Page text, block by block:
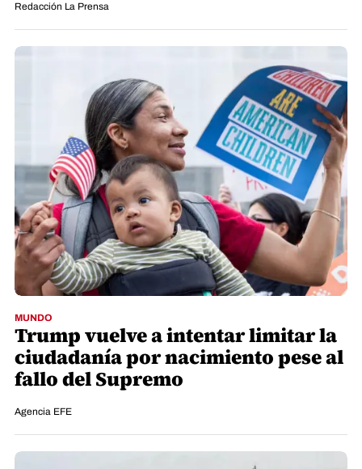
Redacción La Prensa
MUNDO
Trump vuelve a intentar limitar la
ciudadanía por nacimiento pese al
fallo del Supremo
Agencia EFE